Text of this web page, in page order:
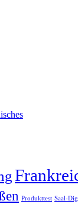
Produkttest Saal-